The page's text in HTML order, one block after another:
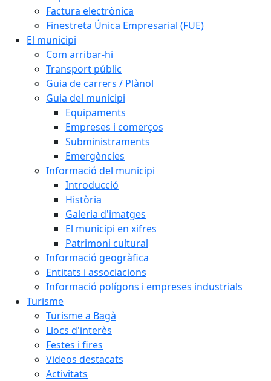
Factura electrònica
Finestreta Única Empresarial (FUE)
El municipi
Com arribar-hi
Transport públic
Guia de carrers / Plànol
Guia del municipi
Equipaments
Empreses i comerços
Subministraments
Emergències
Informació del municipi
Introducció
Història
Galeria d'imatges
El municipi en xifres
Patrimoni cultural
Informació geogràfica
Entitats i associacions
Informació polígons i empreses industrials
Turisme
Turisme a Bagà
Llocs d'interès
Festes i fires
Videos destacats
Activitats